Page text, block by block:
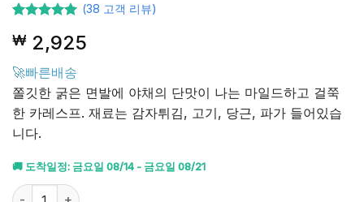
기준으로
5점 중
4.92점을
받았습니
다.
(38 고객 리뷰)
₩ 2,925
🚀빠른배송
쫄깃한 굵은 면발에 야채의 단맛이 나는 마일드하고 걸쭉
한 카레스프. 재료는 감자튀김, 고기, 당근, 파가 들어있습
니다.
🚚 도착일정: 금요일 08/14 - 금요일 08/21
닛신 컵누들 카레맛 87g 수량